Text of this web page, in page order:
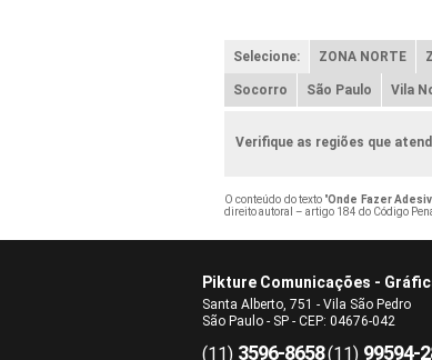
Selecione: ZONA NORTE
Socorro São Paulo Vila
Verifique as regiões que
O conteúdo do texto "Onde Fazer
direito autoral – artigo 184 do Código
Pikture Comunicações -
Santa Alberto, 751 - Vila São Pedro
São Paulo - SP - CEP: 04676-042
(11) 3596-8658(11) 99594-